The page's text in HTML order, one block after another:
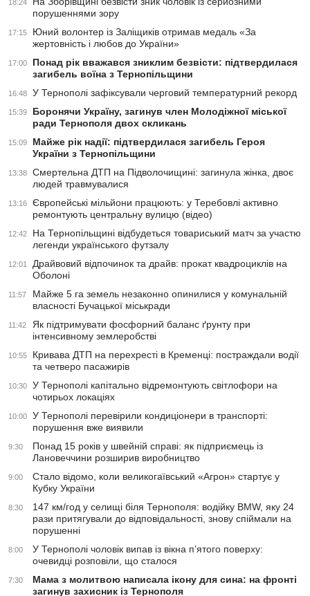
18:24
порушеннями зору
17:15
Юний волонтер із Заліщиків отримав медаль «За
жертовність і любов до України»
17:00
Понад рік вважався зниклим безвісти: підтвердилася
загибель воїна з Тернопільщини
16:48 У Тернополі зафіксували черговий температурний рекорд
15:39
Боронячи Україну, загинув член Молодіжної міської
ради Тернополя двох скликань
15:09
Майже рік надії: підтвердилася загибель Героя
України з Тернопільщини
13:38
Смертельна ДТП на Підволочищині: загинула жінка, двоє
людей травмувалися
13:16
Європейські мільйони працюють: у Теребовлі активно
ремонтують центральну вулицю (відео)
12:42
На Тернопільщині відбудеться товариський матч за участю
легенди українського футзалу
12:01
Драйвовий відпочинок та драйв: прокат квадроциклів на
Оболоні
11:57
Майже 5 га земель незаконно опинилися у комунальній
власності Бучацької міськради
11:42
Як підтримувати фосфорний баланс ґрунту при
інтенсивному землеробстві
10:55
Кривава ДТП на перехресті в Кременці: постраждали водії
та четверо пасажирів
10:30
У Тернополі капітально відремонтують світлофори на
чотирьох локаціях
10:00
У Тернополі перевірили кондиціонери в транспорті:
порушення вже виявили
9:30
Понад 15 років у швейній справі: як підприємець із
Лановеччини розширив виробництво
9:00
Стало відомо, коли великогаївський «Агрон» стартує у
Кубку України
8:30
147 км/год у селищі біля Тернополя: водійку BMW, яку 24
рази притягували до відповідальності, знову спіймали на
порушенні
8:00
У Тернополі чоловік випав із вікна п’ятого поверху:
очевидці розповіли, що сталося
7:30
Мама з молитвою написала ікону для сина: на фронті
загинув захисник із Тернополя